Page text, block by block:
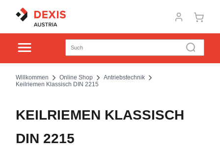
Willkommen Online Shop
Antriebstechnik
Keilriemen Klassisch DIN 2215
KEILRIEMEN KLASSISCH
DIN 2215